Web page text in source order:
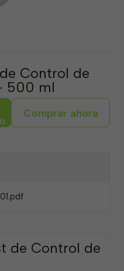
Control de
500 ml
Comprar ahora
de Control de